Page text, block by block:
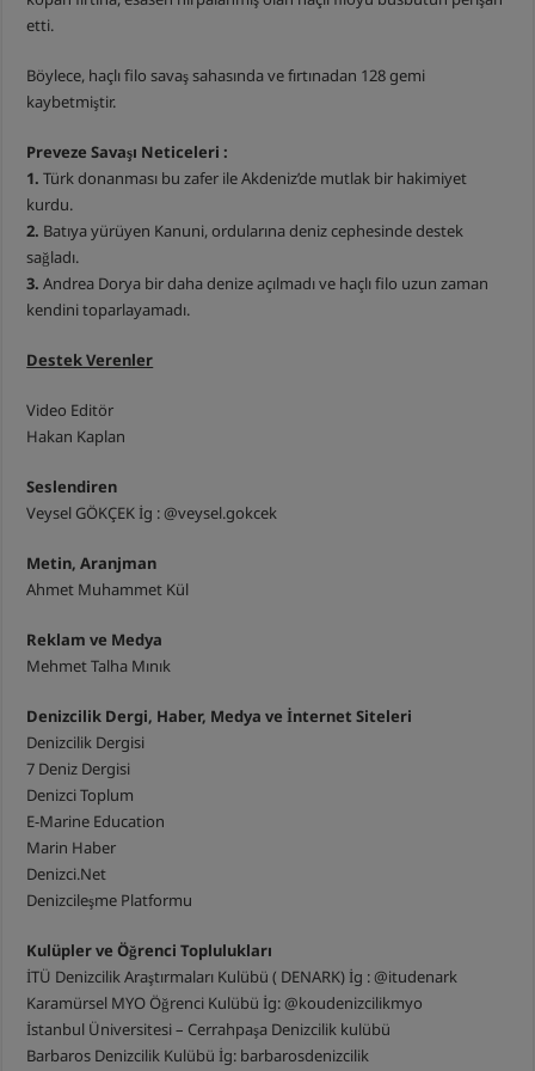
etti.
Böylece, haçlı filo savaş sahasında ve fırtınadan 128 gemi
kaybetmiştir.
Preveze Savaşı Neticeleri :
1. Türk donanması bu zafer ile Akdeniz’de mutlak bir hakimiyet
kurdu.
2. Batıya yürüyen Kanuni, ordularına deniz cephesinde destek
sağladı.
3. Andrea Dorya bir daha denize açılmadı ve haçlı filo uzun zaman
kendini toparlayamadı.
Destek Verenler
Video Editör
Hakan Kaplan
Seslendiren
Veysel GÖKÇEK İg : @veysel.gokcek
Metin, Aranjman
Ahmet Muhammet Kül
Reklam ve Medya
Mehmet Talha Mınık
Denizcilik Dergi, Haber, Medya ve İnternet Siteleri
Denizcilik Dergisi
7 Deniz Dergisi
Denizci Toplum
E-Marine Education
Marin Haber
Denizci.Net
Denizcileşme Platformu
Kulüpler ve Öğrenci Toplulukları
İTÜ Denizcilik Araştırmaları Kulübü ( DENARK) İg : @itudenark
Karamürsel MYO Öğrenci Kulübü İg: @koudenizcilikmyo
İstanbul Üniversitesi – Cerrahpaşa Denizcilik kulübü
Barbaros Denizcilik Kulübü İg: barbarosdenizcilik